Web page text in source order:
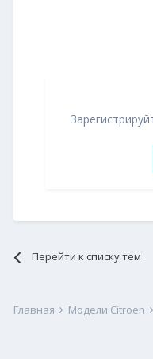
Перейти к списку тем
Главная Модели Citroen